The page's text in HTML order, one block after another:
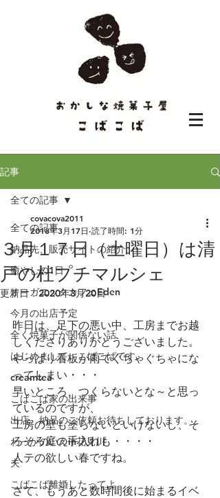
記事
全ての記事
納品先、販売サイトの紹介
癒やしの1日
オーガニックカフェEden
今月の出店予定
全く焼菓子が関係ない話
はじめまして、こばこばです。
creamtea
こばこば家の出来事
出店、納品のご依頼お待ちしております。
わっかのいえin花見川
夫
こばこば離婚したってよ
全ての記事
３月１７日（土曜日）は清
戸の杜プチマルシェ
covacova2011
2018年3月17日 読了時間: 1分
更新日：2020年3月20日
昨日は、足下の悪い中、工房までお越
しくださりありがとうございました。
やっぱり看板が雨でぐちゃぐちゃにな
ってしまい・・・
早いところ、つくらないとな～と思っ
ているのですが、
工房の壁も塗らないといけないし、そ
ろそろ庭の手入れも・・・・
人テの欲しい春ですね。
さて、もうあと数時間後に始まるイベ